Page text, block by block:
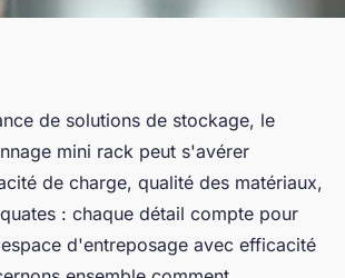
mini rack :
choisir ?
•3 min de lecture
de solutions de stockage, le
mini rack peut s'avérer
de charge, qualité des matériaux,
: chaque détail compte pour
d'entreposage avec efficacité